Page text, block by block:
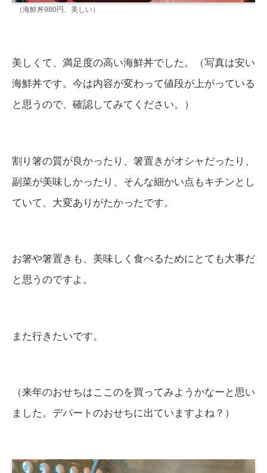
（海鮮丼980円、美しい）
美しくて、満足度の高い海鮮丼でした。（写真は安い
海鮮丼です。今は内容が変わって値段が上がっている
と思うので、確認してみてください。）
割り箸の質が良かったり、箸置きがオシャだったり、
副菜が美味しかったり、そんな細かい点もキチンとし
ていて、大変ありがたかったです。
お箸や箸置きも、美味しく食べるためにとても大事だ
と思うのですよ。
また行きたいです。
（来年のおせちはここのを買ってみようかなーと思い
ました。デパートのおせちに出ていますよね？）